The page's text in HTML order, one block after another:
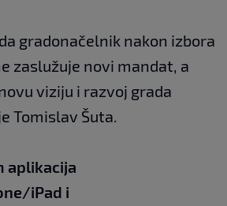
gradonačelnik nakon izbora
zaslužuje novi mandat, a
viziju i razvoj grada
Tomislav Šuta.
aplikacija
iPad i